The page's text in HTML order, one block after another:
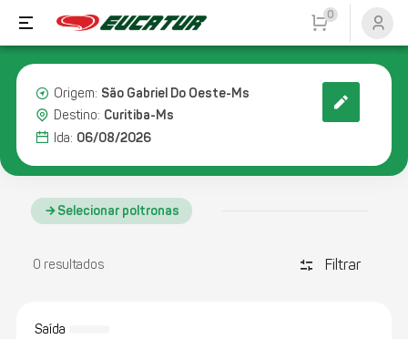
0
Origem: São Gabriel Do Oeste-Ms
Destino: Curitiba-Ms
Ida: 06/08/2026
Selecionar poltronas
0 resultados discover_tune Filtrar
Saída